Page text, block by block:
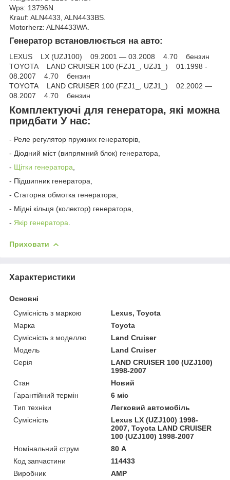
Wps: 13796N.
Krauf: ALN4433, ALN4433BS.
Motorherz: ALN4433WA.
Генератор встановлюється на авто:
LEXUS LX (UZJ100) 09.2001 — 03.2008 4.70 бензин
TOYOTA LAND CRUISER 100 (FZJ1_, UZJ1_) 01.1998 -
08.2007 4.70 бензин
TOYOTA LAND CRUISER 100 (FZJ1_, UZJ1_) 02.2002 —
08.2007 4.70 бензин
Комплектуючі для генератора, які можна
придбати У нас:
- Реле регулятор пружних генераторів,
- Діодний міст (випрямний блок) генератора,
- Щітки генератора
- Підшипник генератора,
- Статорна обмотка генератора,
- Мідні кільця (колектор) генератора,
- Якір генератора
Приховати
Характеристики
Основні
Сумісність з маркою
Lexus, Toyota
Марка
Toyota
Сумісність з моделлю
Land Cruiser
Модель
Land Cruiser
Серія
LAND CRUISER 100 (UZJ100)
1998-2007
Стан
Новий
Гарантійний термін
6 міс
Тип техніки
Легковий автомобіль
Сумісність
Lexus LX (UZJ100) 1998-
2007, Toyota LAND CRUISER
100 (UZJ100) 1998-2007
Номінальний струм
80 А
Код запчастини
114433
Виробник
AMP